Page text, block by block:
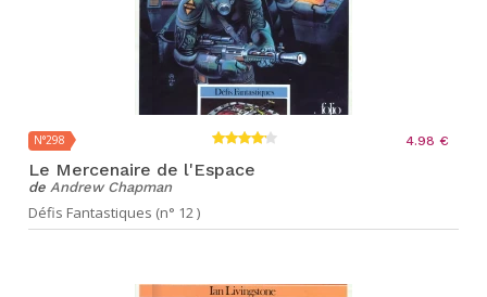
N°298 4.98 €
Le Mercenaire de l'Espace
de Andrew Chapman
Défis Fantastiques (n° 12 )